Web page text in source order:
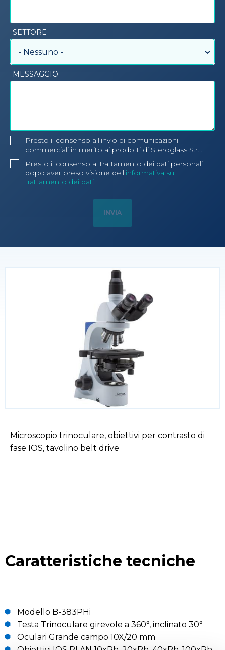
SETTORE
- Nessuno -
MESSAGGIO
Presto il consenso all'invio di comunicazioni
commerciali in merito ai prodotti di Steroglass S.r.l.
Presto il consenso al trattamento dei dati personali
dopo aver preso visione dell'informativa sul
trattamento dei dati
Microscopio trinoculare, obiettivi per contrasto di
fase IOS, tavolino belt drive
Caratteristiche tecniche
Modello B-383PHi
Testa Trinoculare girevole a 360°, inclinato 30°
Oculari Grande campo 10X/20 mm